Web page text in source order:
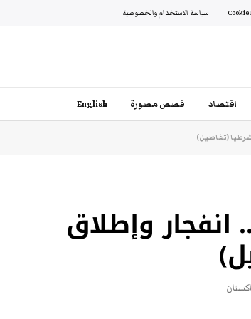
Cookie سياسة الاستخدام والخصوصية
اقتصاد قصص مصورة English
وإطلاق